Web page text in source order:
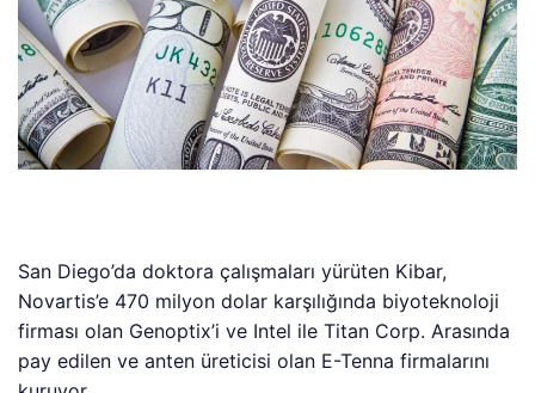
San Diego’da doktora çalışmaları yürüten Kibar,
Novartis’e 470 milyon dolar karşılığında biyoteknoloji
firması olan Genoptix’i ve Intel ile Titan Corp. Arasında
pay edilen ve anten üreticisi olan E-Tenna firmalarını